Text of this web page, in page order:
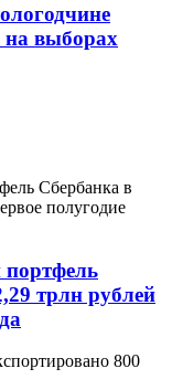
на выборах
трлн рублей